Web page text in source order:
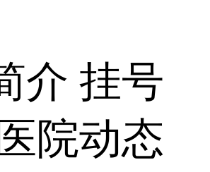
介 挂号
医院动态